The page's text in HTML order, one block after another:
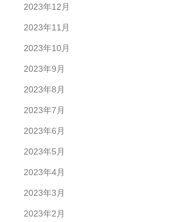
2023年12月
2023年11月
2023年10月
2023年9月
2023年8月
2023年7月
2023年6月
2023年5月
2023年4月
2023年3月
2023年2月